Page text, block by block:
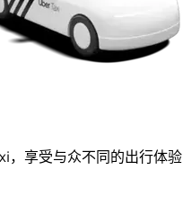
，享受与众不同的出行体验